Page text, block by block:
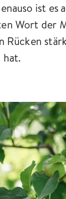
ist es
Wort der
Rücken
hat.